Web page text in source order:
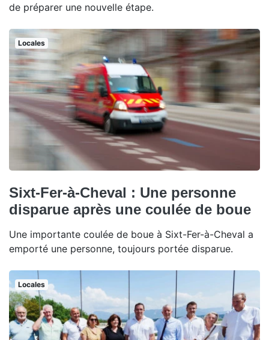
de préparer une nouvelle étape.
Locales
Sixt-Fer-à-Cheval : Une personne
disparue après une coulée de boue
Une importante coulée de boue à Sixt-Fer-à-Cheval a
emporté une personne, toujours portée disparue.
Locales